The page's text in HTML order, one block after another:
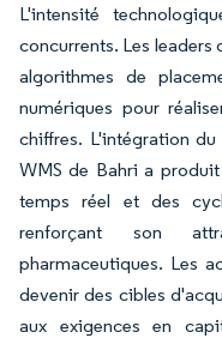
L'intensité
concurrents. Les
algorithmes de
numériques pour
chiffres. L'intégration
WMS de Bahri a
temps réel et des
renforçant son
pharmaceutiques. Les
devenir des cibles
aux exigences en